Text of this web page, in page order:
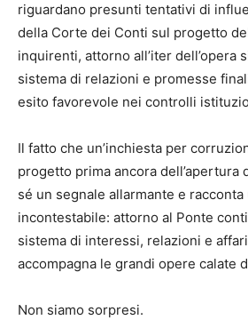
riguardano presunti tentativi di
della Corte dei Conti sul progetto
inquirenti, attorno all’iter dell’opera
sistema di relazioni e promesse
esito favorevole nei controlli
Il fatto che un’inchiesta per
progetto prima ancora dell’apertura
sé un segnale allarmante e
incontestabile: attorno al Ponte
sistema di interessi, relazioni e
accompagna le grandi opere calate
Non siamo sorpresi.